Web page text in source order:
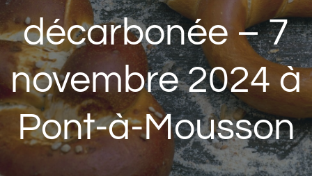
décarbonée – 7
novembre 2024 à
Pont-à-Mousson